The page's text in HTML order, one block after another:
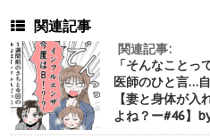
関連記事
関連記事:
「そんなこと
医師のひと言…
【妻と身体が
よね？ー#46】